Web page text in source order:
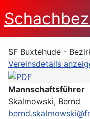
SF Buxtehude -
Vereinsdetails
Mannschaftsführer
Skalmowski, Bernd